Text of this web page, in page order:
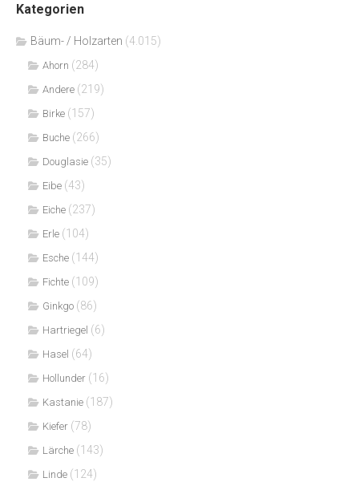
Kategorien
Bäum- / Holzarten (4.015)
Ahorn (284)
Andere (219)
Birke (157)
Buche (266)
Douglasie (35)
Eibe (43)
Eiche (237)
Erle (104)
Esche (144)
Fichte (109)
Ginkgo (86)
Hartriegel (6)
Hasel (64)
Hollunder (16)
Kastanie (187)
Kiefer (78)
Lärche (143)
Linde (124)